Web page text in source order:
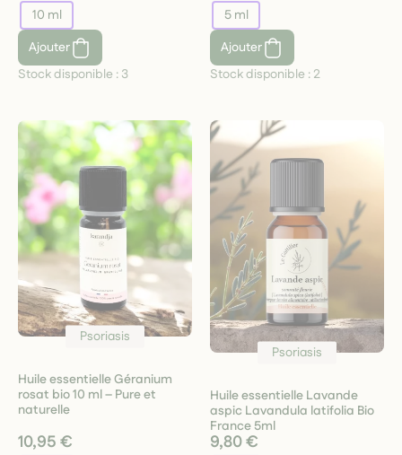
10 ml
Ajouter
Stock disponible : 3
5 ml
Ajouter
Stock disponible : 2
Psoriasis
Huile essentielle Géranium
rosat bio 10 ml – Pure et
naturelle
10,95 €
Psoriasis
Huile essentielle Lavande
aspic Lavandula latifolia Bio
France 5ml
9,80 €